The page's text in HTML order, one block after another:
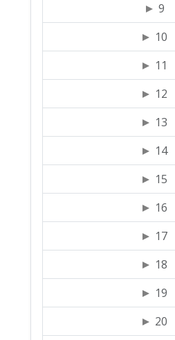
9
10
11
12
13
14
15
16
17
18
19
20